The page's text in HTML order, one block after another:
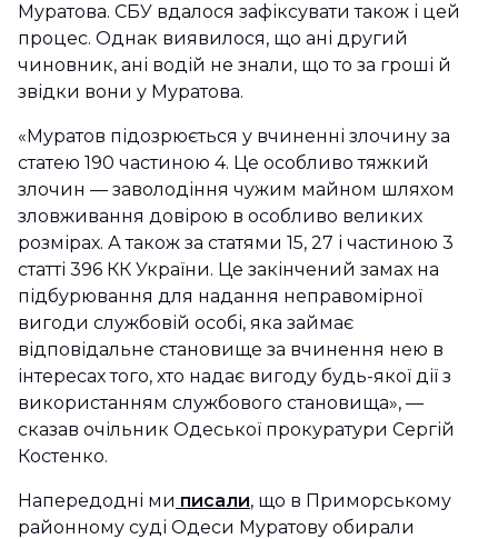
Муратова. СБУ вдалося зафіксувати також і цей
процес. Однак виявилося, що ані другий
чиновник, ані водій не знали, що то за гроші й
звідки вони у Муратова.
«Муратов підозрюється у вчиненні злочину за
статею 190 частиною 4. Це особливо тяжкий
злочин — заволодіння чужим майном шляхом
зловживання довірою в особливо великих
розмірах. А також за статями 15, 27 і частиною 3
статті 396 КК України. Це закінчений замах на
підбурювання для надання неправомірної
вигоди службовій особі, яка займає
відповідальне становище за вчинення нею в
інтересах того, хто надає вигоду будь-якої дії з
використанням службового становища», —
сказав очільник Одеської прокуратури Сергій
Костенко.
Напередодні ми писали, що в Приморському
районному суді Одеси Муратову обирали